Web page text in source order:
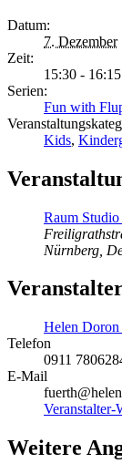
Datum:
7. Dezember
Zeit:
15:30 - 16:15
Serien:
Fun with
Kids,
Raum
Nürnberg
Helen Doron
Telefon
0911
E-Mail
Veranstalter-
Weitere